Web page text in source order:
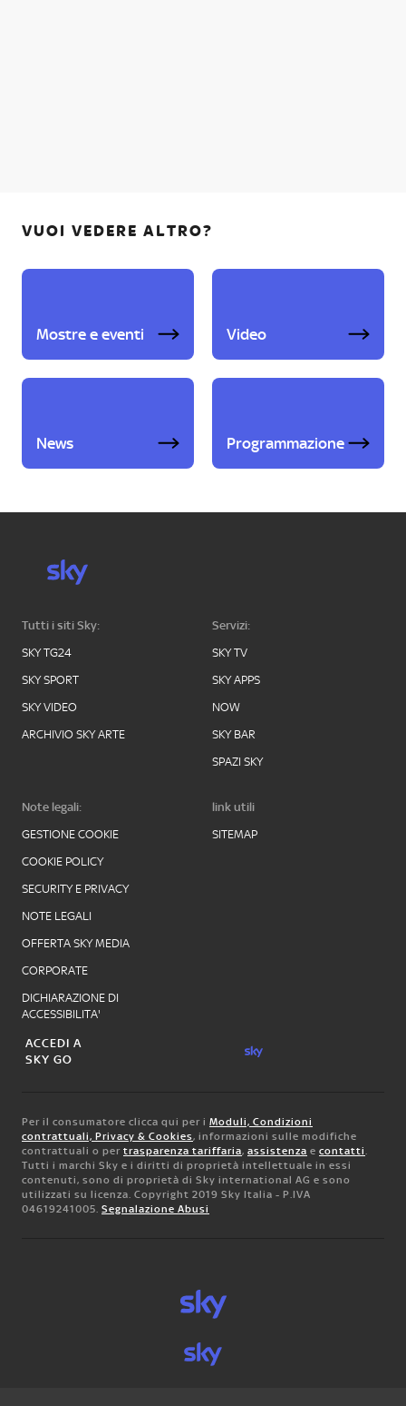
VUOI VEDERE ALTRO?
Mostre e eventi Video
News Programmazione
Tutti i siti Sky:
SKY TG24
SKY SPORT
SKY VIDEO
ARCHIVIO SKY ARTE
Servizi:
SKY TV
SKY APPS
NOW
SKY BAR
SPAZI SKY
Note legali:
GESTIONE COOKIE
COOKIE POLICY
SECURITY E PRIVACY
NOTE LEGALI
OFFERTA SKY MEDIA
CORPORATE
DICHIARAZIONE DI
ACCESSIBILITA'
link utili
SITEMAP
ACCEDI A
SKY GO
Per il consumatore clicca qui per i Moduli, Condizioni
contrattuali, Privacy & Cookies, informazioni sulle modifiche
contrattuali o per trasparenza tariffaria, assistenza e contatti.
Tutti i marchi Sky e i diritti di proprietà intellettuale in essi
contenuti, sono di proprietà di Sky international AG e sono
utilizzati su licenza. Copyright 2019 Sky Italia - P.IVA
04619241005. Segnalazione Abusi